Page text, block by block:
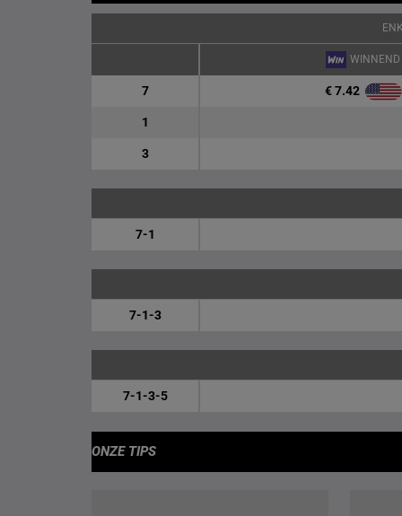
WINNEND
7 € 7.42
1
3
7-1
7-1-3
7-1-3-5
ONZE TIPS